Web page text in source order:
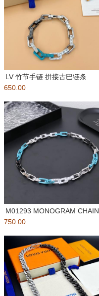
LV 竹节手链 拼接古巴链条
Monogram Chain
650.00
M01293 MONOGRAM CHAIN
项链新款LOU
750.00